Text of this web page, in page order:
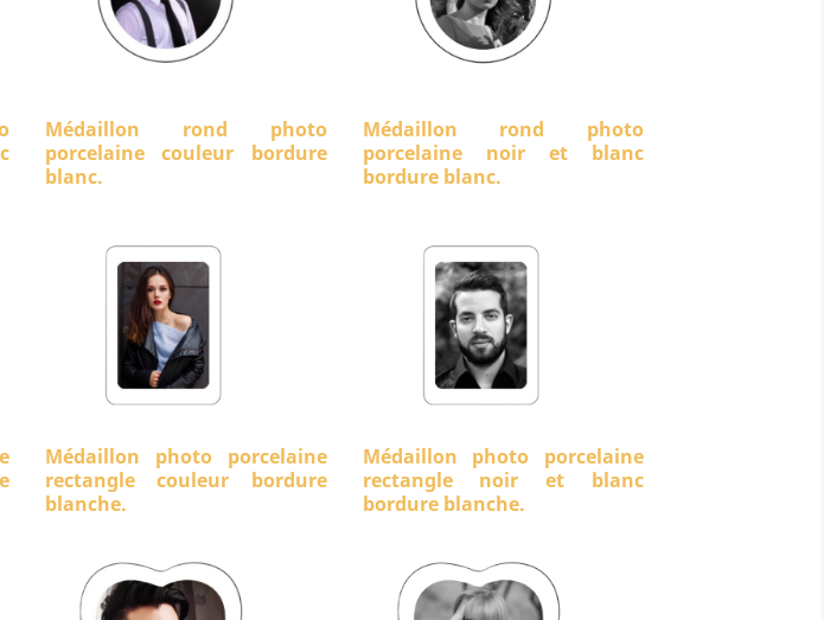
Médaillon rond photo
porcelaine couleur bordure
blanc.
Médaillon rond photo
porcelaine noir et blanc
bordure blanc.
Médaillon photo porcelaine
rectangle couleur bordure
blanche.
Médaillon photo porcelaine
rectangle noir et blanc
bordure blanche.